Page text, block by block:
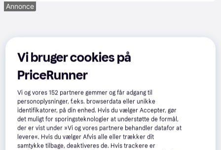
Annonce
Vi bruger cookies på
PriceRunner
Vi og vores152 partnere gemmer og får adgang til
personoplysninger, f.eks. browserdata eller unikke
identifikatorer, på din enhed. Hvis du vælger Accepter, gør
det muligt for sporingsteknologier at understøtte de formål,
der er vist under »Vi og vores partnere behandler datafor at
levere«. Hvis du vælger Afvis alle eller trækker dit
samtykke tilbage, deaktiveres de. Hvis trackere er